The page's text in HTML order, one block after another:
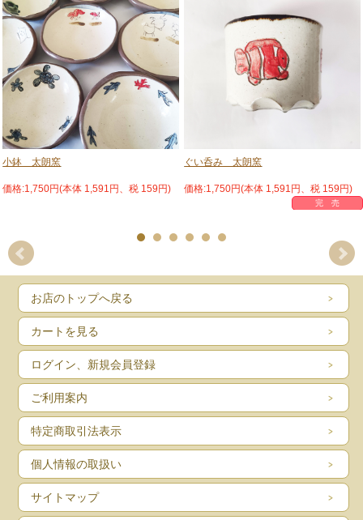
※1点1点手作りで生産されているため、また、焼き加減に
もより、商品の色や形・大きさに多少のばらつきがござい
小鉢 太朗窯
価格:1,750円(本体 1,591円、税 159円)
ぐい呑み 太朗窯
価格:1,750円(本体 1,591円、税 159円)
完 売
お店のトップへ戻る
カートを見る
ログイン、新規会員登録
ご利用案内
特定商取引法表示
個人情報の取扱い
サイトマップ